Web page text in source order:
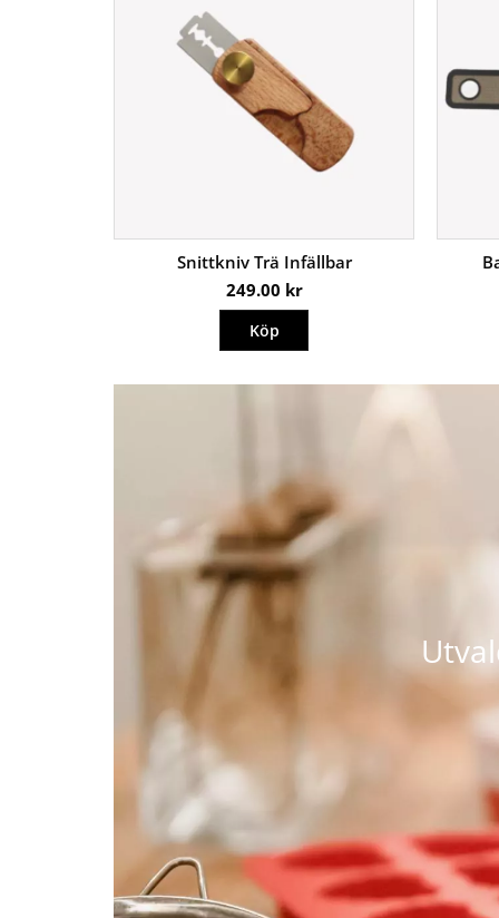
Snittkniv Trä Infällbar
249.00 kr
Köp